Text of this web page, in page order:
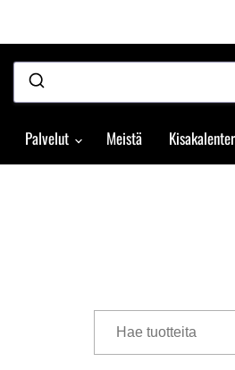
Palvelut Meistä